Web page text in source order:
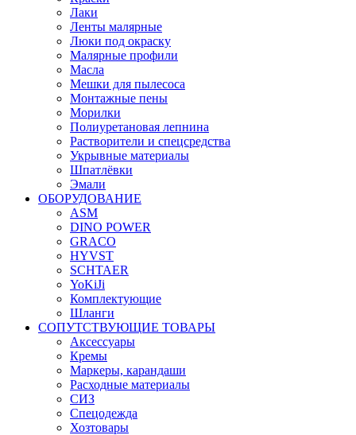
Лаки
Ленты малярные
Люки под окраску
Малярные профили
Масла
Мешки для пылесоса
Монтажные пены
Морилки
Полиуретановая лепнина
Растворители и спецсредства
Укрывные материалы
Шпатлёвки
Эмали
ОБОРУДОВАНИЕ
ASM
DINO POWER
GRACO
HYVST
SCHTAER
YoKiJi
Комплектующие
Шланги
СОПУТСТВУЮЩИЕ ТОВАРЫ
Аксессуары
Кремы
Маркеры, карандаши
Расходные материалы
СИЗ
Спецодежда
Хозтовары